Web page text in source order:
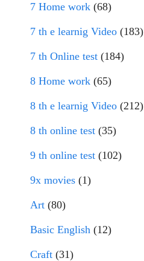
7 Home work (68)
7 th e learnig Video (183)
7 th Online test (184)
8 Home work (65)
8 th e learnig Video (212)
8 th online test (35)
9 th online test (102)
9x movies (1)
Art (80)
Basic English (12)
Craft (31)